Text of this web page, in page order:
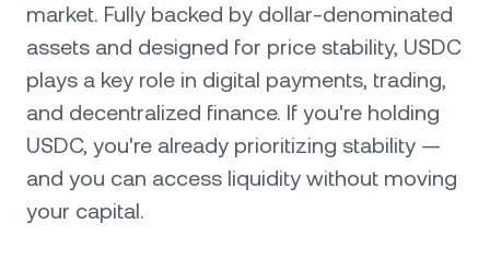
market. Fully backed by dollar-denominated
assets and designed for price stability, USDC
plays a key role in digital payments, trading,
and decentralized finance. If you're holding
USDC, you're already prioritizing stability —
and you can access liquidity without moving
your capital.